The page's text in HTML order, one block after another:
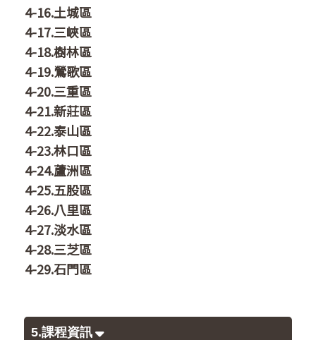
4-16.土城區
4-17.三峽區
4-18.樹林區
4-19.鶯歌區
4-20.三重區
4-21.新莊區
4-22.泰山區
4-23.林口區
4-24.蘆洲區
4-25.五股區
4-26.八里區
4-27.淡水區
4-28.三芝區
4-29.石門區
5.課程資訊